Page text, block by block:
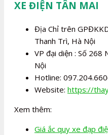
XE ĐIỆN TÂN MAI
Địa Chỉ trên
Thanh Trì, Hà Nội
VP đại diện : Số 268
Nội
Hotline:
Website: https://
Xem thêm:
Giá ắc quy xe đạp